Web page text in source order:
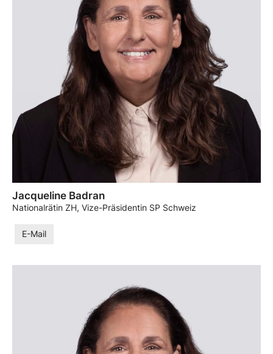
Jacqueline Badran
Nationalrätin ZH, Vize-Präsidentin SP Schweiz
E-Mail